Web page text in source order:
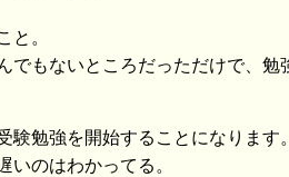
と。
もないところだっただけで、勉
勉強を開始することになります。
のはわかってる。